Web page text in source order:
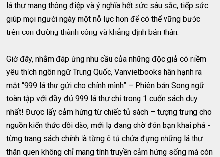
lá thư mang thông điệp và ý nghĩa hết sức sâu sắc, tiếp sức
giúp mọi người ngày một nỗ lực hơn để có thể vững bước
trên con đường thành công và khẳng định bản thân.
Giờ đây, nhằm đáp ứng nhu cầu của những độc giả có niềm
yêu thích ngôn ngữ Trung Quốc, Vanvietbooks hân hạnh ra
mắt “999 lá thư gửi cho chính mình” – Phiên bản Song ngữ
toàn tập với đầy đủ 999 lá thư chỉ trong 1 cuốn sách duy
nhất! Được lấy cảm hứng từ chiếc tủ sách – tượng trưng cho
nguồn kiến thức dồi dào, mới lạ đang chờ đón bạn khai phá -
từng trang sách chính là từng ô tủ chứa đựng những lá thư
thân quen không chỉ mang tính truyền cảm hứng sống mà còn